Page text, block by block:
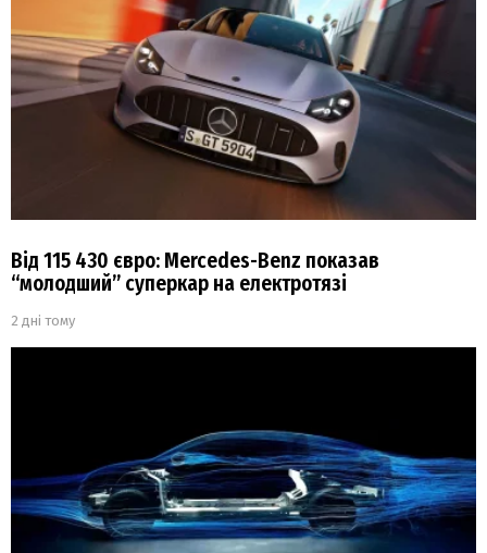
Від 115 430 євро: Mercedes-Benz показав
“молодший” суперкар на електротязі
2 дні тому